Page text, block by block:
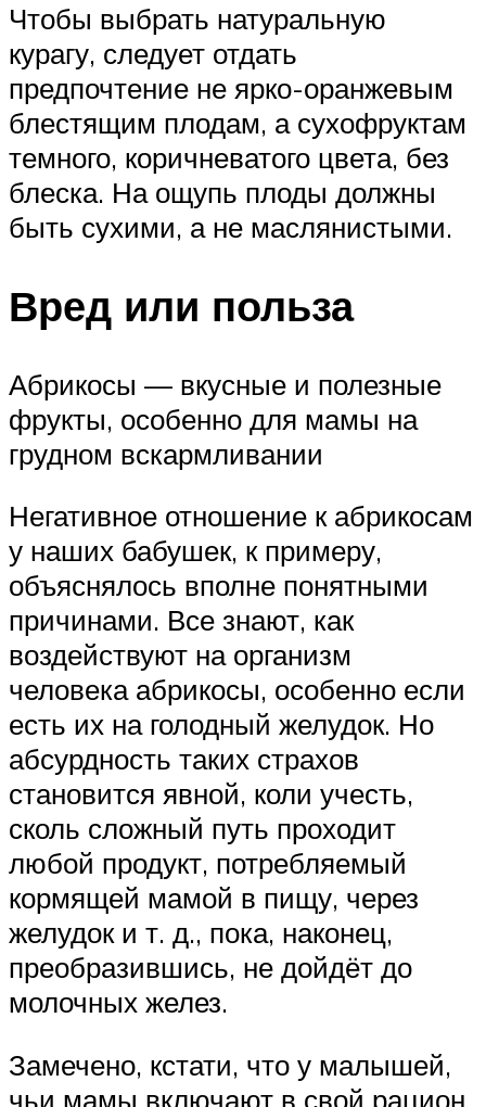
Чтобы выбрать натуральную
курагу, следует отдать
предпочтение не ярко-оранжевым
блестящим плодам, а сухофруктам
темного, коричневатого цвета, без
блеска. На ощупь плоды должны
быть сухими, а не маслянистыми.
Вред или польза
Абрикосы — вкусные и полезные
фрукты, особенно для мамы на
грудном вскармливании
Негативное отношение к абрикосам
у наших бабушек, к примеру,
объяснялось вполне понятными
причинами. Все знают, как
воздействуют на организм
человека абрикосы, особенно если
есть их на голодный желудок. Но
абсурдность таких страхов
становится явной, коли учесть,
сколь сложный путь проходит
любой продукт, потребляемый
кормящей мамой в пищу, через
желудок и т. д., пока, наконец,
преобразившись, не дойдёт до
молочных желез.
Замечено, кстати, что у малышей,
чьи мамы включают в свой рацион